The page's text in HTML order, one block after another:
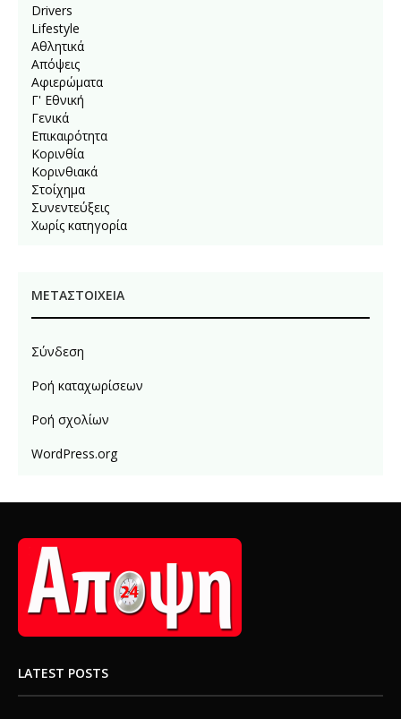
Drivers
Lifestyle
Αθλητικά
Απόψεις
Αφιερώματα
Γ' Εθνική
Γενικά
Επικαιρότητα
Κορινθία
Κορινθιακά
Στοίχημα
Συνεντεύξεις
Χωρίς κατηγορία
ΜΕΤΑΣΤΟΙΧΕΊΑ
Σύνδεση
Ροή καταχωρίσεων
Ροή σχολίων
WordPress.org
LATEST POSTS